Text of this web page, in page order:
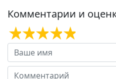
Комментарии и